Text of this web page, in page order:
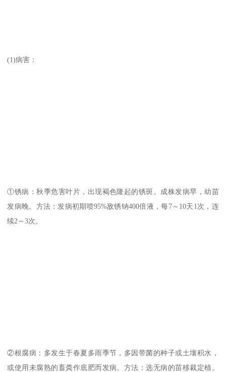
(1)病害：
①锈病：秋季危害叶片，出现褐色隆起的锈斑。成株发病早，幼苗
发病晚。方法：发病初期喷95%敌锈钠400倍液，每7～10天1次，连
续2～3次。
②根腐病：多发生于春夏多雨季节，多因带菌的种子或土壤积水，
或使用未腐熟的畜粪作底肥而发病。方法：选无病的苗移裁定植。